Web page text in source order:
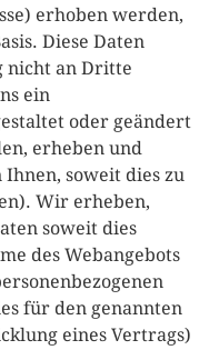
erhoben werden,
Diese Daten
nicht an Dritte
ein
oder geändert
erheben und
soweit dies zu
Wir erheben,
soweit dies
des Webangebots
für den genannten
eines Vertrags)